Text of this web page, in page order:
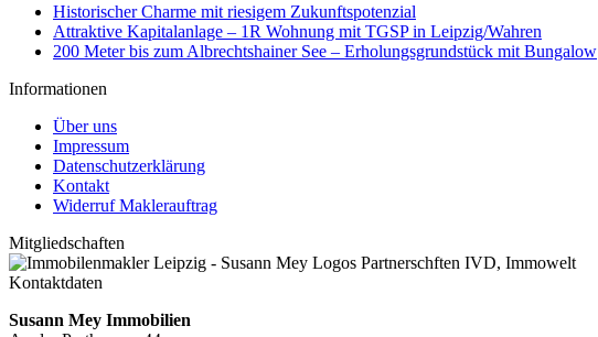
Historischer Charme mit riesigem Zukunftspotenzial
Attraktive Kapitalanlage – 1R Wohnung mit TGSP in Leipzig/Wahren
200 Meter bis zum Albrechtshainer See – Erholungsgrundstück mit Bungalow
Informationen
Über uns
Impressum
Datenschutzerklärung
Kontakt
Widerruf Maklerauftrag
Mitgliedschaften
Kontaktdaten
Susann Mey Immobilien